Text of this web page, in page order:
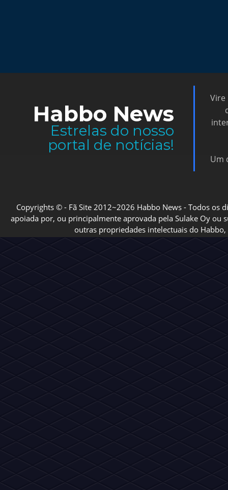
Habbo News
Estrelas do nosso
portal de notícias!
Vire
Um
Copyrights © - Fã Site 2012~2026 Habbo News - Todos os
apoiada por, ou principalmente aprovada pela Sulake Oy ou
outras propriedades intelectuais do